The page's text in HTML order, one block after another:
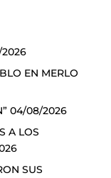
EN MERLO
04/08/2026
A LOS
SUS